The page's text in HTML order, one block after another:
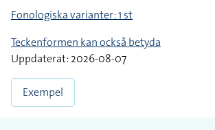
Fonologiska varianter: 1 st
Teckenformen kan också betyda
Uppdaterat: 2026-08-07
Exempel